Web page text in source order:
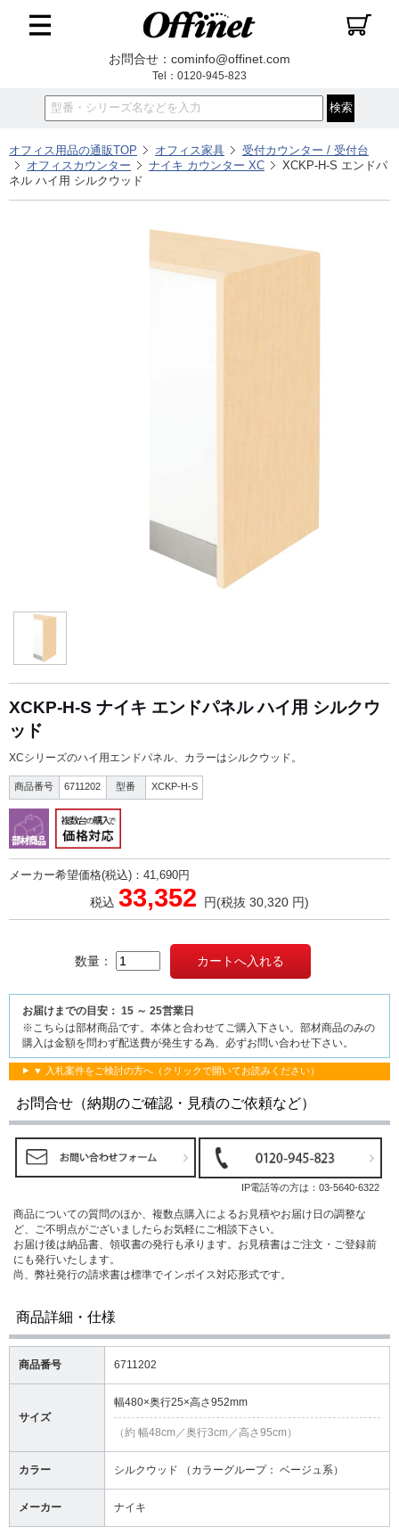
お問合せ：cominfo@offinet.com
Tel：0120-945-823
オフィス用品の通販TOP オフィス家具
受付カウンター / 受付台
オフィスカウンター
ナイキ カウンター XC
XCKP-H-S エンドパ
ネル ハイ用 シルクウッド
XCKP-H-S ナイキ エンドパネル ハイ用 シルクウ
ッド
XCシリーズのハイ用エンドパネル、カラーはシルクウッド。
商品番号 6711202 型番 XCKP-H-S
メーカー希望価格(税込)：41,690円
税込 33,352 円(税抜 30,320 円)
数量：
お届けまでの目安： 15 ～ 25営業日
※こちらは部材商品です。本体と合わせてご購入下さい。部材商品のみの
購入は金額を問わず配送費が発生する為、必ずお問い合わせ下さい。
▼ 入札案件をご検討の方へ（クリックで開いてお読みください）
お問合せ（納期のご確認・見積のご依頼など）
IP電話等の方は： 03-5640-6322
商品についての質問のほか、複数点購入によるお見積やお届け日の調整な
ど、ご不明点がございましたらお気軽にご相談下さい。
お届け後は納品書、領収書の発行も承ります。お見積書はご注文・ご登録前
にも発行いたします。
尚、弊社発行の請求書は標準でインボイス対応形式です。
商品詳細・仕様
商品番号 6711202
サイズ
幅480×奥行25×高さ952mm
（約 幅48cm／奥行3cm／高さ95cm）
カラー シルクウッド （カラーグループ： ベージュ系）
メーカー ナイキ